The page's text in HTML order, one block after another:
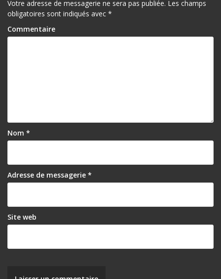
Votre adresse de messagerie ne sera pas publiée. Les champs
obligatoires sont indiqués avec *
Commentaire
Nom *
Adresse de messagerie *
Site web